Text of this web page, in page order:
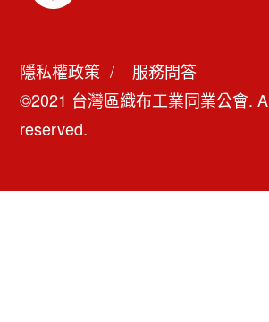
隱私權政策
服務問答
©2021 台灣區織布工業同業公會.
reserved.